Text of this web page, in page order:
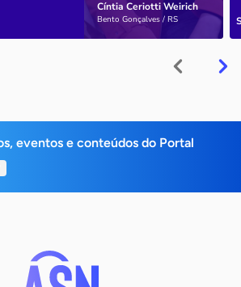
Cíntia Ceriotti Weirich
Bento Gonçalves / RS
eventos e conteúdos do Portal